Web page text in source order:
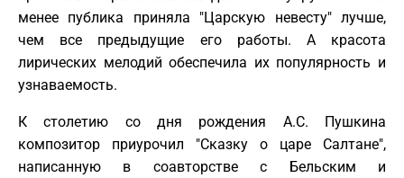
менее публика приняла "Царскую невесту" лучше,
чем все предыдущие его работы. А красота
лирических мелодий обеспечила их популярность и
узнаваемость.
К столетию со дня рождения А.С. Пушкина
композитор приурочил "Сказку о царе Салтане",
написанную в соавторстве с Бельским и